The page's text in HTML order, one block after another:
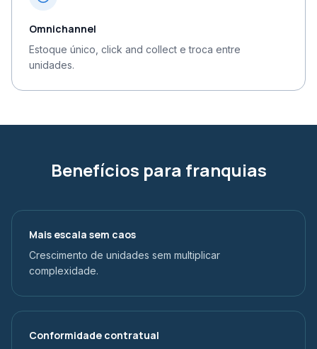
Omnichannel
Estoque único, click and collect e troca entre
unidades.
Benefícios para franquias
Mais escala sem caos
Crescimento de unidades sem multiplicar
complexidade.
Conformidade contratual